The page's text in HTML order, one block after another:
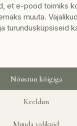
et e-pood toimiks
muuta.
turundusküpsiseid
Nõustun kõigiga
Keeldun
Muuda valikuid
Kontakt
Metsikflora OÜ
+372 5307 2308
info@metsikflora.ee